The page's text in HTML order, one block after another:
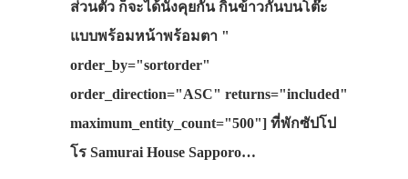
ส่วนตัว ก็จะได้นั่งคุยกัน กินข้าวกันบนโต๊ะ
แบบพร้อมหน้าพร้อมตา "
order_by="sortorder"
order_direction="ASC" returns="included"
maximum_entity_count="500"] ที่พักซัปโป
โร Samurai House Sapporo…